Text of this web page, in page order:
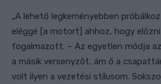
„A lehető legkeményebben
eléggé [a motort] ahhoz, hogy
fogalmazott. – Az egyetlen módja
a másik versenyzőt, ám ő a
volt ilyen a vezetési stílusom.